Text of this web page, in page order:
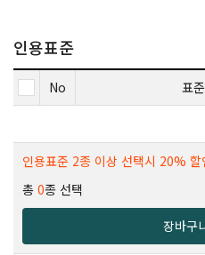
인용표준
No 표
인용표준 2종 이상 선택시 20% 할
총 0종 선택
장바구